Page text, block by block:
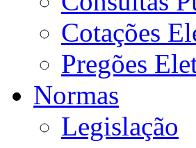
Cotações
Pregões
Normas
Legislação